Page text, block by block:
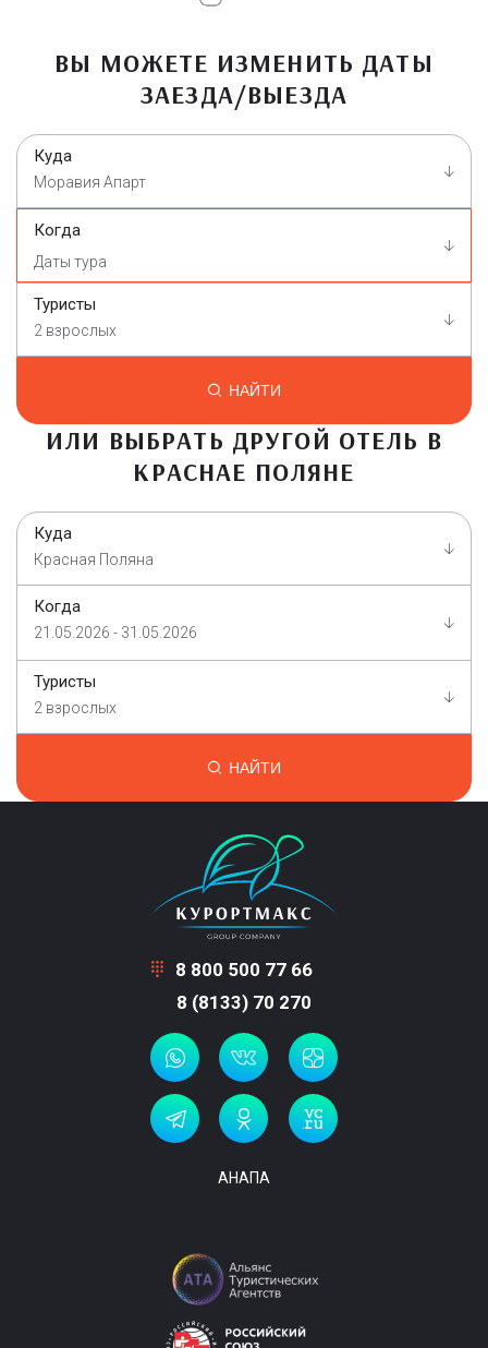
ВЫ МОЖЕТЕ ИЗМЕНИТЬ ДАТЫ
ЗАЕЗДА/ВЫЕЗДА
Куда
Моравия Апарт
Когда
Туристы
2 взрослых
НАЙТИ
ИЛИ ВЫБРАТЬ ДРУГОЙ ОТЕЛЬ В
КРАСНАЕ ПОЛЯНЕ
Куда
Красная Поляна
Когда
21.05.2026 - 31.05.2026
Туристы
2 взрослых
НАЙТИ
8 800 500 77 66
8 (8133) 70 270
АНАПА